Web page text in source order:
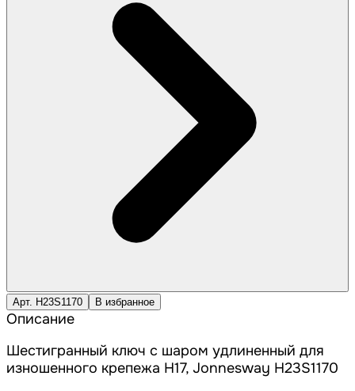
Арт. H23S1170 В избранное
Описание
Шестигранный ключ с шаром удлиненный для
изношенного крепежа H17, Jonnesway H23S1170